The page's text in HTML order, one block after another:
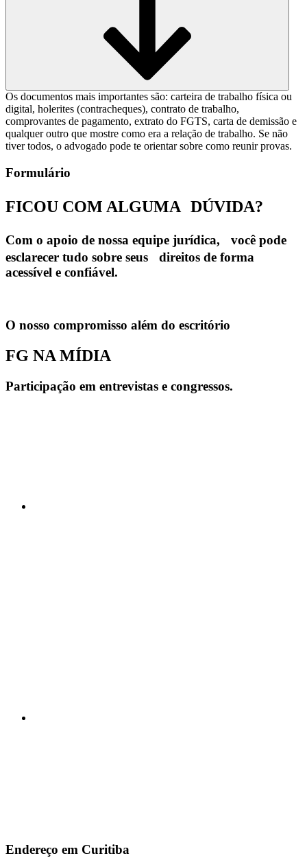
Os documentos mais importantes são: carteira de trabalho física ou
digital, holerites (contracheques), contrato de trabalho,
comprovantes de pagamento, extrato do FGTS, carta de demissão e
qualquer outro que mostre como era a relação de trabalho. Se não
tiver todos, o advogado pode te orientar sobre como reunir provas.
Formulário
FICOU COM ALGUMA DÚVIDA?
Com o apoio de nossa equipe jurídica, você pode
esclarecer tudo sobre seus direitos de forma
acessível e confiável.
O nosso compromisso além do escritório
FG NA MÍDIA
Participação em entrevistas e congressos.
Endereço em Curitiba